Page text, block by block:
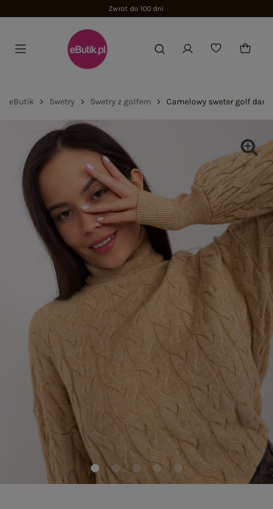
Zwrot do 100 dni
eButik Swetry Swetry z golfem Camelowy sweter golf